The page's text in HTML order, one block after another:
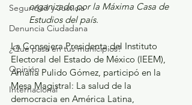
Seguridad y Justicia
Denuncia Ciudadana
¿Qué pasa en tus municipios?
Opinión
Internacional
organizado por la Máxima Casa de
Estudios del país.
La Consejera Presidenta del Instituto
Electoral del Estado de México (IEEM),
Amalia Pulido Gómez, participó en la
Mesa Magistral: La salud de la
democracia en América Latina,